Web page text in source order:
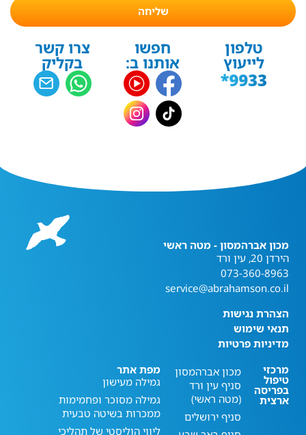
שליחה
טלפון
לייעוץ
חפשו
אותנו ב:
צרו קשר
בקליק
מכון אברהמסון - מטה ראשי
הירדן 20, עין ורד
073-360-8963
service@abrahamson.co.il
הצהרת נגישות
תנאי שימוש
מדיניות פרטיות
מרכזי
טיפול
בפריסה
ארצית
מכון אברהמסון
סניף עין ורד
(מטה ראשי)
סניף ירושלים
מפת אתר
גמילה מעישון
גמילה מסוכר ופחמימות
ממכרות בשיטה טבעית
ליווי הוליסטי של תהליכי